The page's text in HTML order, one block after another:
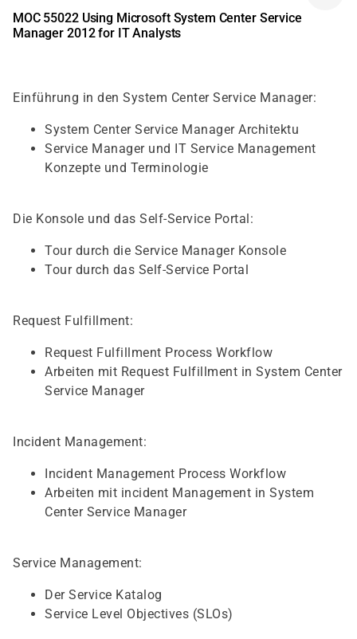
MOC 55022 Using Microsoft System Center Service
Manager 2012 for IT Analysts
Einführung in den System Center Service Manager:
System Center Service Manager Architektu
Service Manager und IT Service Management
Konzepte und Terminologie
Die Konsole und das Self-Service Portal:
Tour durch die Service Manager Konsole
Tour durch das Self-Service Portal
Request Fulfillment:
Request Fulfillment Process Workflow
Arbeiten mit Request Fulfillment in System Center
Service Manager
Incident Management:
Incident Management Process Workflow
Arbeiten mit incident Management in System
Center Service Manager
Service Management:
Der Service Katalog
Service Level Objectives (SLOs)